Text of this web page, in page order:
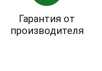
Гарантия от
производителя